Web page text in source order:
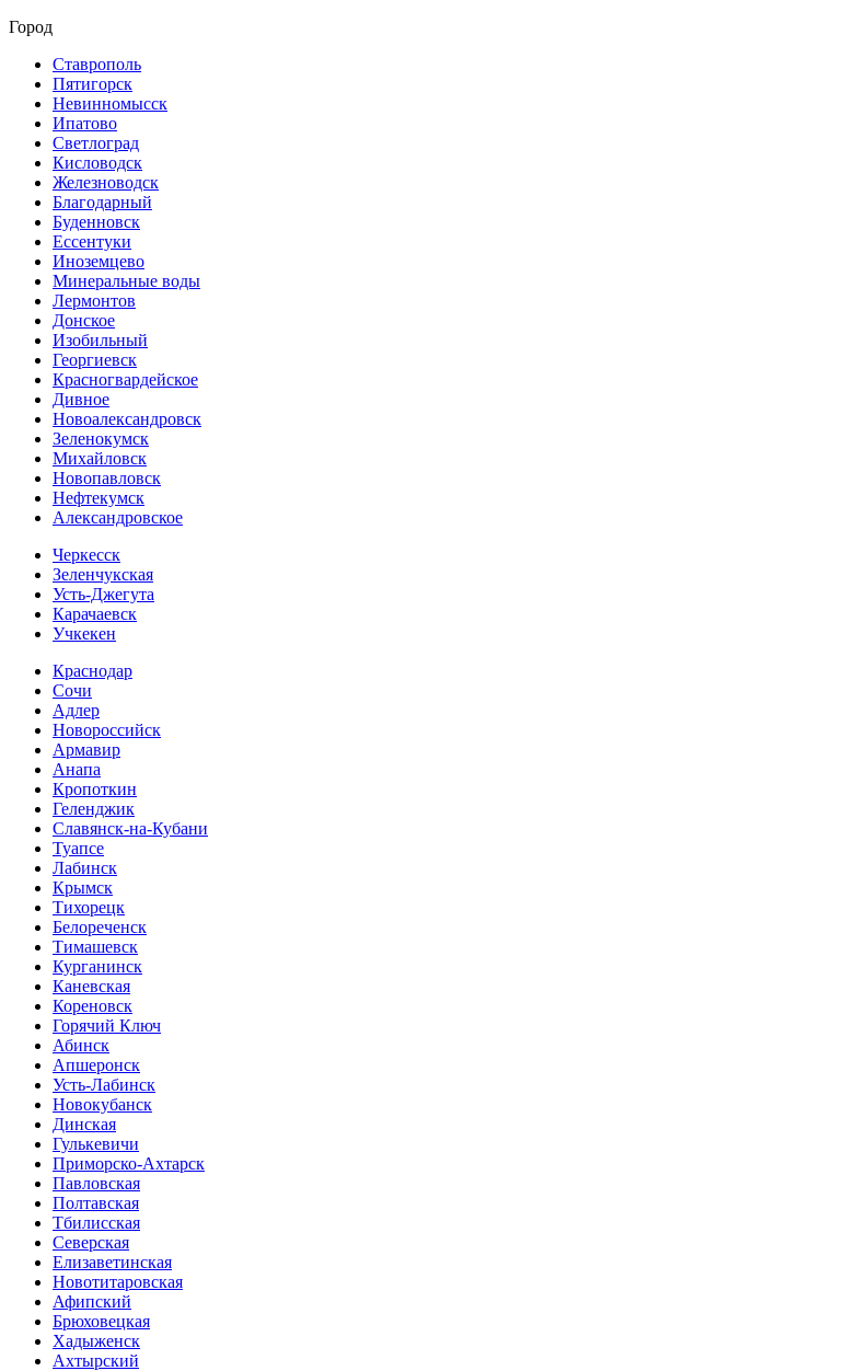
Город
Ставрополь
Пятигорск
Невинномысск
Ипатово
Светлоград
Кисловодск
Железноводск
Благодарный
Буденновск
Ессентуки
Иноземцево
Минеральные воды
Лермонтов
Донское
Изобильный
Георгиевск
Красногвардейское
Дивное
Новоалександровск
Зеленокумск
Михайловск
Новопавловск
Нефтекумск
Александровское
Черкесск
Зеленчукская
Усть-Джегута
Карачаевск
Учкекен
Краснодар
Сочи
Адлер
Новороссийск
Армавир
Анапа
Кропоткин
Геленджик
Славянск-на-Кубани
Туапсе
Лабинск
Крымск
Тихорецк
Белореченск
Тимашевск
Курганинск
Каневская
Кореновск
Горячий Ключ
Абинск
Апшеронск
Усть-Лабинск
Новокубанск
Динская
Гулькевичи
Приморско-Ахтарск
Павловская
Полтавская
Тбилисская
Северская
Елизаветинская
Новотитаровская
Афипский
Брюховецкая
Хадыженск
Ахтырский